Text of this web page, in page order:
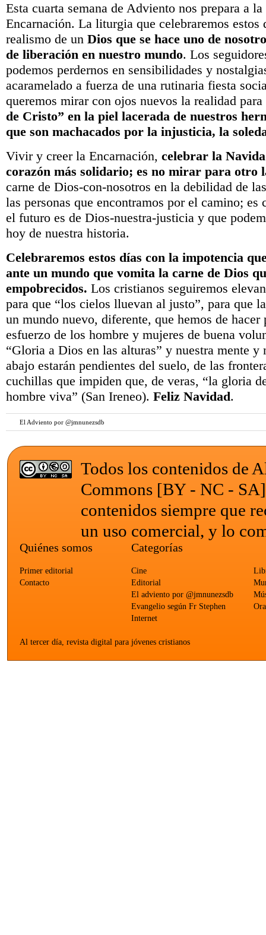
Esta cuarta semana de Adviento nos prepara a
Encarnación. La liturgia que celebraremos estos
realismo de un Dios que se hace uno de
de liberación en nuestro mundo. Los
podemos perdernos en sensibilidades y
acaramelado a fuerza de una rutinaria fiesta
queremos mirar con ojos nuevos la realidad para
de Cristo” en la piel lacerada de nuestros
que son machacados por la injusticia, la
Vivir y creer la Encarnación, celebrar la
corazón más solidario; es no mirar para otro
carne de Dios-con-nosotros en la debilidad de
las personas que encontramos por el camino; es
el futuro es de Dios-nuestra-justicia y que
hoy de nuestra historia.
Celebraremos estos días con la impotencia
ante un mundo que vomita la carne de Dios
empobrecidos. Los cristianos seguiremos
para que “los cielos lluevan al justo”, para que
un mundo nuevo, diferente, que hemos de hacer
esfuerzo de los hombre y mujeres de buena
“Gloria a Dios en las alturas” y nuestra mente y
abajo estarán pendientes del suelo, de las
cuchillas que impiden que, de veras, “la gloria
hombre viva” (San Ireneo). Feliz Navidad.
El Adviento por @jmnunezsdb
Todos los contenidos de
Commons [BY - NC - SA]
contenidos siempre que
un uso comercial, y lo
Quiénes somos
Primer editorial
Contacto
Categorías
Cine
Editorial
El adviento por @jmnunezsdb
Evangelio según Fr Stephen
Internet
Al tercer día, revista digital para jóvenes cristianos